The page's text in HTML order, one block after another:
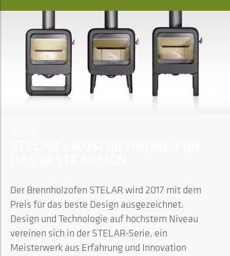
Der Brennholzofen STELAR wird 2017 mit dem
Preis für das beste Design ausgezeichnet.
Design und Technologie auf höchstem Niveau
vereinen sich in der STELAR-Serie, ein
Meisterwerk aus Erfahrung und Innovation